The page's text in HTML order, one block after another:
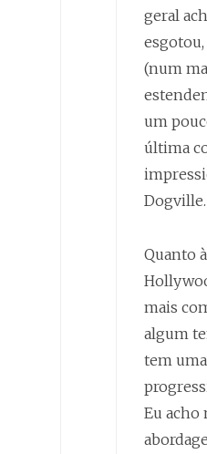
geral
(num
um
última
Dogville.
Quanto
mais
algum
tem
Eu acho